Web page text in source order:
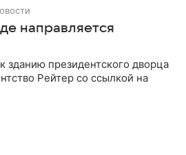
направляется
зданию президентского дворца
Рейтер со ссылкой на